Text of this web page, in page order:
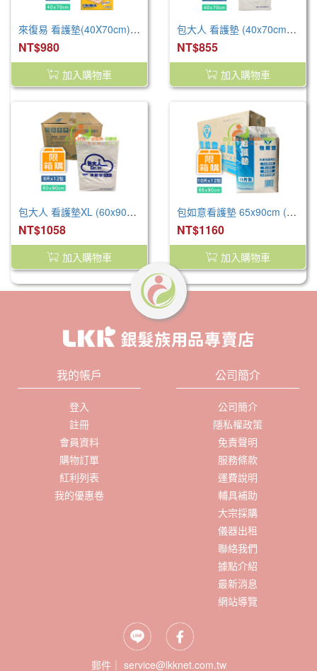
來復易 看護墊(40X70cm) (10片x12包/箱)
NT$980
加入購物車
包大人 看護墊 (40x70cm) (180片/箱) 產褥墊 看護墊 寵物墊
NT$855
加入購物車
包大人 看護墊XL (60x90cm) (96片/箱) 產褥墊 看護墊 寵物墊
NT$1058
加入購物車
包如意看護墊 65x90cm (120片/箱) 產褥墊 看護墊 寵物墊
NT$1160
加入購物車
我的帳戶
登入
註冊
會員資料
購物訂單
紅利列表
我的優惠卷
公司簡介
公司簡介
隱私權政策
免責聲明
服務條款
運費說明
輔具補助
大宗採購
儀器出租
聯絡我們
據點介紹
最新消息
網站導覽
郵件｜ service@lkknet.com.tw